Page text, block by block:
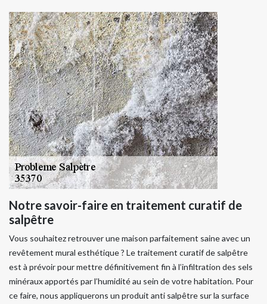
Notre savoir-faire en traitement curatif de
salpêtre
Vous souhaitez retrouver une maison parfaitement saine avec un
revêtement mural esthétique ? Le traitement curatif de salpêtre
est à prévoir pour mettre définitivement fin à l’infiltration des sels
minéraux apportés par l’humidité au sein de votre habitation. Pour
ce faire, nous appliquerons un produit anti salpêtre sur la surface